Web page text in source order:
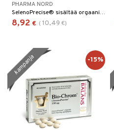
PHARMA NORD
SelenoPrecise® sisältää orgaanista seleeniä sen aktiivisimpana muotona. Jokainen tabletti sisältää 200 mikrogrammaa helppoliukoista seleeniä.
8,92 € ( 10,49 €)
kampanja -15%